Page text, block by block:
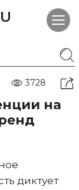
3728
на
диктует